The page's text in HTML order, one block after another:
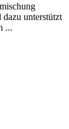
unterstützt
...